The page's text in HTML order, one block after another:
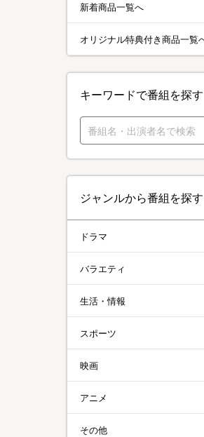
新着商品一覧へ
オリジナル特典付き商品一覧
キーワードで番組を探す
ジャンルから番組を探す
ドラマ
バラエティ
生活・情報
スポーツ
映画
アニメ
その他